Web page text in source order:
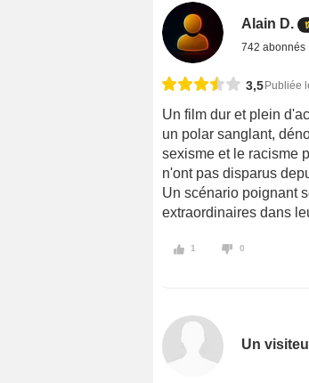
Alain D.
742 abonnés
3,5 Publiée
Un film dur et plein
un polar sanglant,
sexisme et le racisme
n'ont pas disparus
Un scénario poignant
extraordinaires dans
1 0
Un